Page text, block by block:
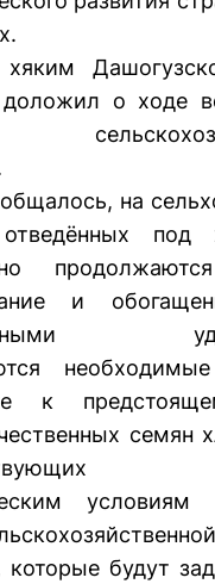
о ходе
на
под
и
к
семян
условиям
которые будут